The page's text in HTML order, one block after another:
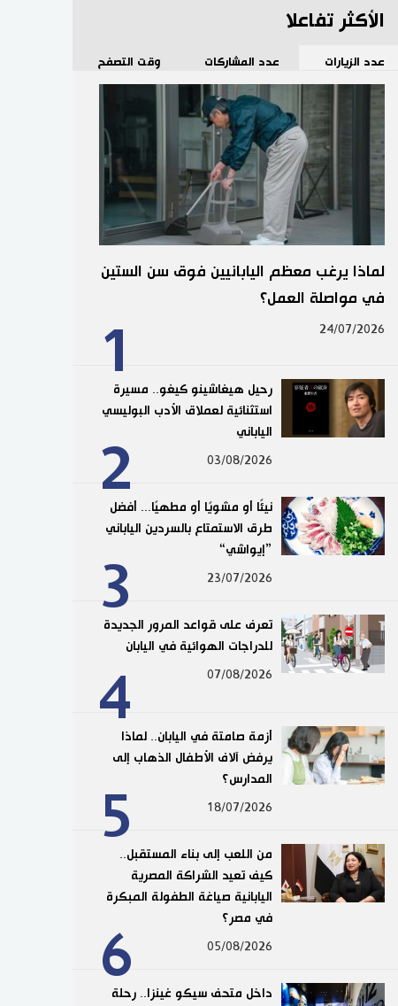
الأكثر تفاعلا
عدد الزيارات عدد المشاركات وقت التصفح
1
لماذا يرغب معظم اليابانيين فوق سن الستين
في مواصلة العمل؟
24/07/2026
2
رحيل هيغاشينو كيغو.. مسيرة
استثنائية لعملاق الأدب البوليسي
الياباني
03/08/2026
3
نيئًا أو مشويًا أو مطهيًا... أفضل
طرق الاستمتاع بالسردين الياباني
”إيواشي“
23/07/2026
4
تعرف على قواعد المرور الجديدة
للدراجات الهوائية في اليابان
07/08/2026
5
أزمة صامتة في اليابان.. لماذا
يرفض آلاف الأطفال الذهاب إلى
المدارس؟
18/07/2026
6
من اللعب إلى بناء المستقبل..
كيف تعيد الشراكة المصرية
اليابانية صياغة الطفولة المبكرة
في مصر؟
05/08/2026
داخل متحف سيكو غينزا.. رحلة